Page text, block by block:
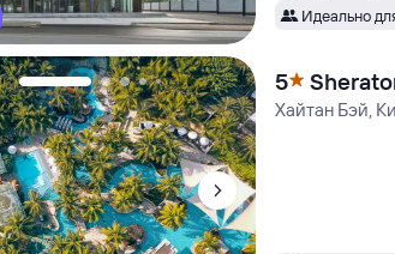
Идеально
5
Хайтан Бэй,